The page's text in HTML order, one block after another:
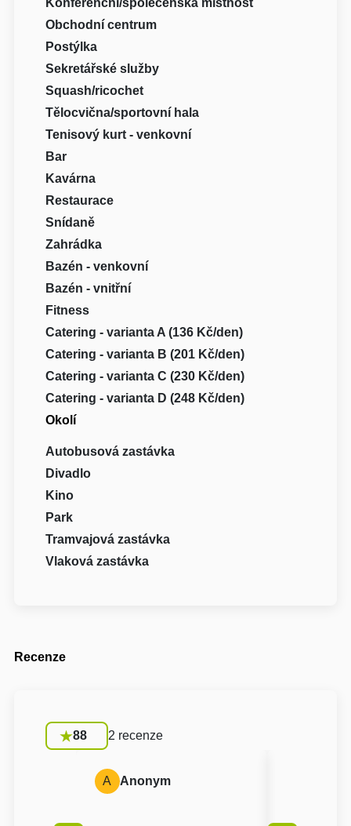
Obchodní centrum
Postýlka
Sekretářské služby
Squash/ricochet
Tělocvična/sportovní hala
Tenisový kurt - venkovní
Bar
Kavárna
Restaurace
Snídaně
Zahrádka
Bazén - venkovní
Bazén - vnitřní
Fitness
Catering - varianta A (136 Kč/den)
Catering - varianta B (201 Kč/den)
Catering - varianta C (230 Kč/den)
Catering - varianta D (248 Kč/den)
Okolí
Autobusová zastávka
Divadlo
Kino
Park
Tramvajová zastávka
Vlaková zastávka
Recenze
88 2 recenze
A Anonym